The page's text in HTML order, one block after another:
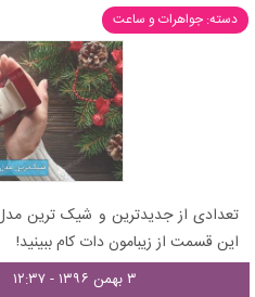
دسته: جواهرات و ساعت
تعدادی از جدیدترین و شیک ترین
این قسمت از زیبامون دات کام ببینید!
۳ بهمن ۱۳۹۶ - ۱۲:۳۷